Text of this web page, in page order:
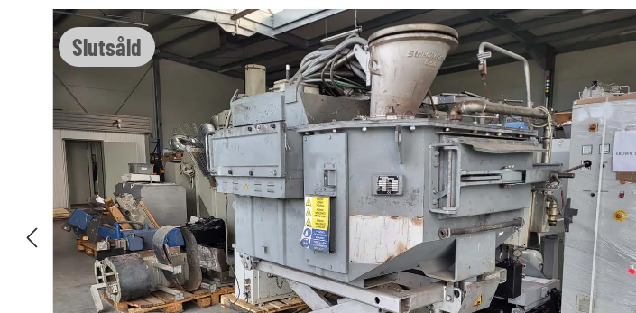
Slutsåld
Hoppa över bildgalleri